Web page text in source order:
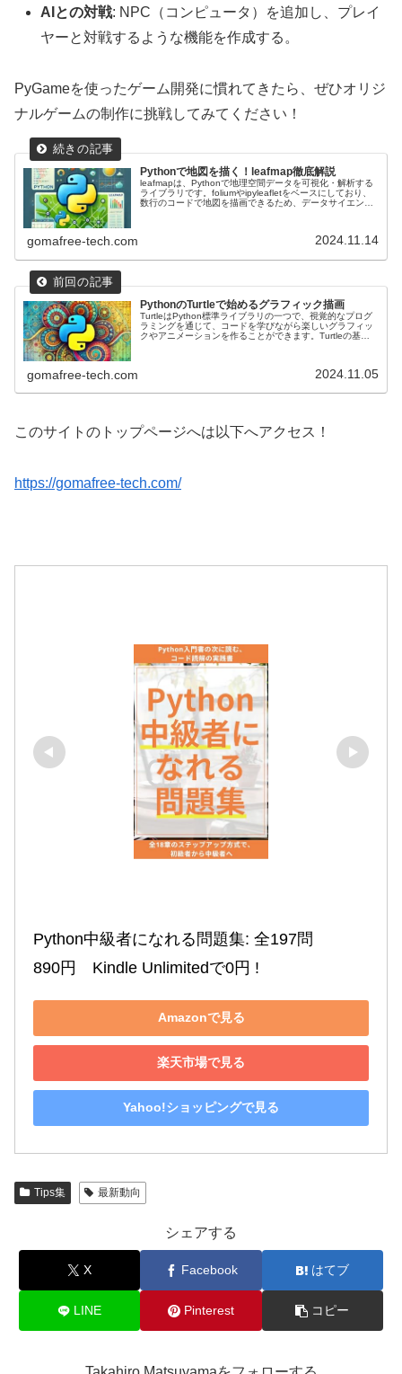
AIとの対戦: NPC（コンピュータ）を追加し、プレイ
ヤーと対戦するような機能を作成する。
PyGameを使ったゲーム開発に慣れてきたら、ぜひオリジ
ナルゲームの制作に挑戦してみてください！
Pythonで地図を描く！leafmap徹底解説
leafmapは、Pythonで地理空間データを可視化・解析する
ライブラリです。foliumやipyleafletをベースにしており、
数行のコードで地図を描画できるため、データサイエンテ
gomafree-tech.com 2024.11.14
PythonのTurtleで始めるグラフィック描画
TurtleはPython標準ライブラリの一つで、視覚的なプログ
ラミングを通じて、コードを学びながら楽しいグラフィッ
クやアニメーションを作ることができます。Turtleの基本
gomafree-tech.com 2024.11.05
このサイトのトップページへは以下へアクセス！
https://gomafree-tech.com/
Python中級者になれる問題集: 全197問
890円　Kindle Unlimitedで0円 !
Amazonで見る
楽天市場で見る
Yahoo!ショッピングで見る
Tips集 最新動向
シェアする
X Facebook はてブ
LINE Pinterest コピー